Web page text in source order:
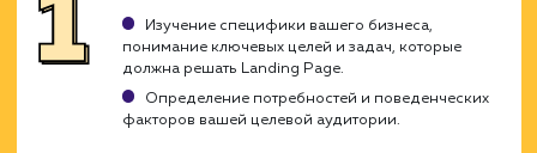
компаниям экономить время и ресурсы.
ЗАКАЗАТЬ УСЛУГУ